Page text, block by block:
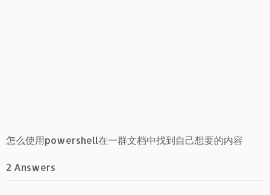
怎么使用powershell在一群文档中找到自己想要的内容
2 Answers